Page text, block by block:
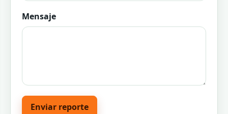
Mensaje
Enviar reporte